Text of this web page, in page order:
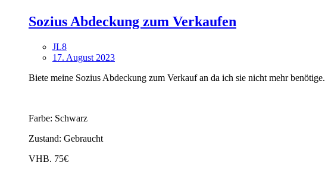
Sozius Abdeckung zum Verkaufen
JL8
17. August 2023
Biete meine Sozius Abdeckung zum Verkauf an da ich sie nicht mehr benötige.
Farbe: Schwarz
Zustand: Gebraucht
VHB. 75€